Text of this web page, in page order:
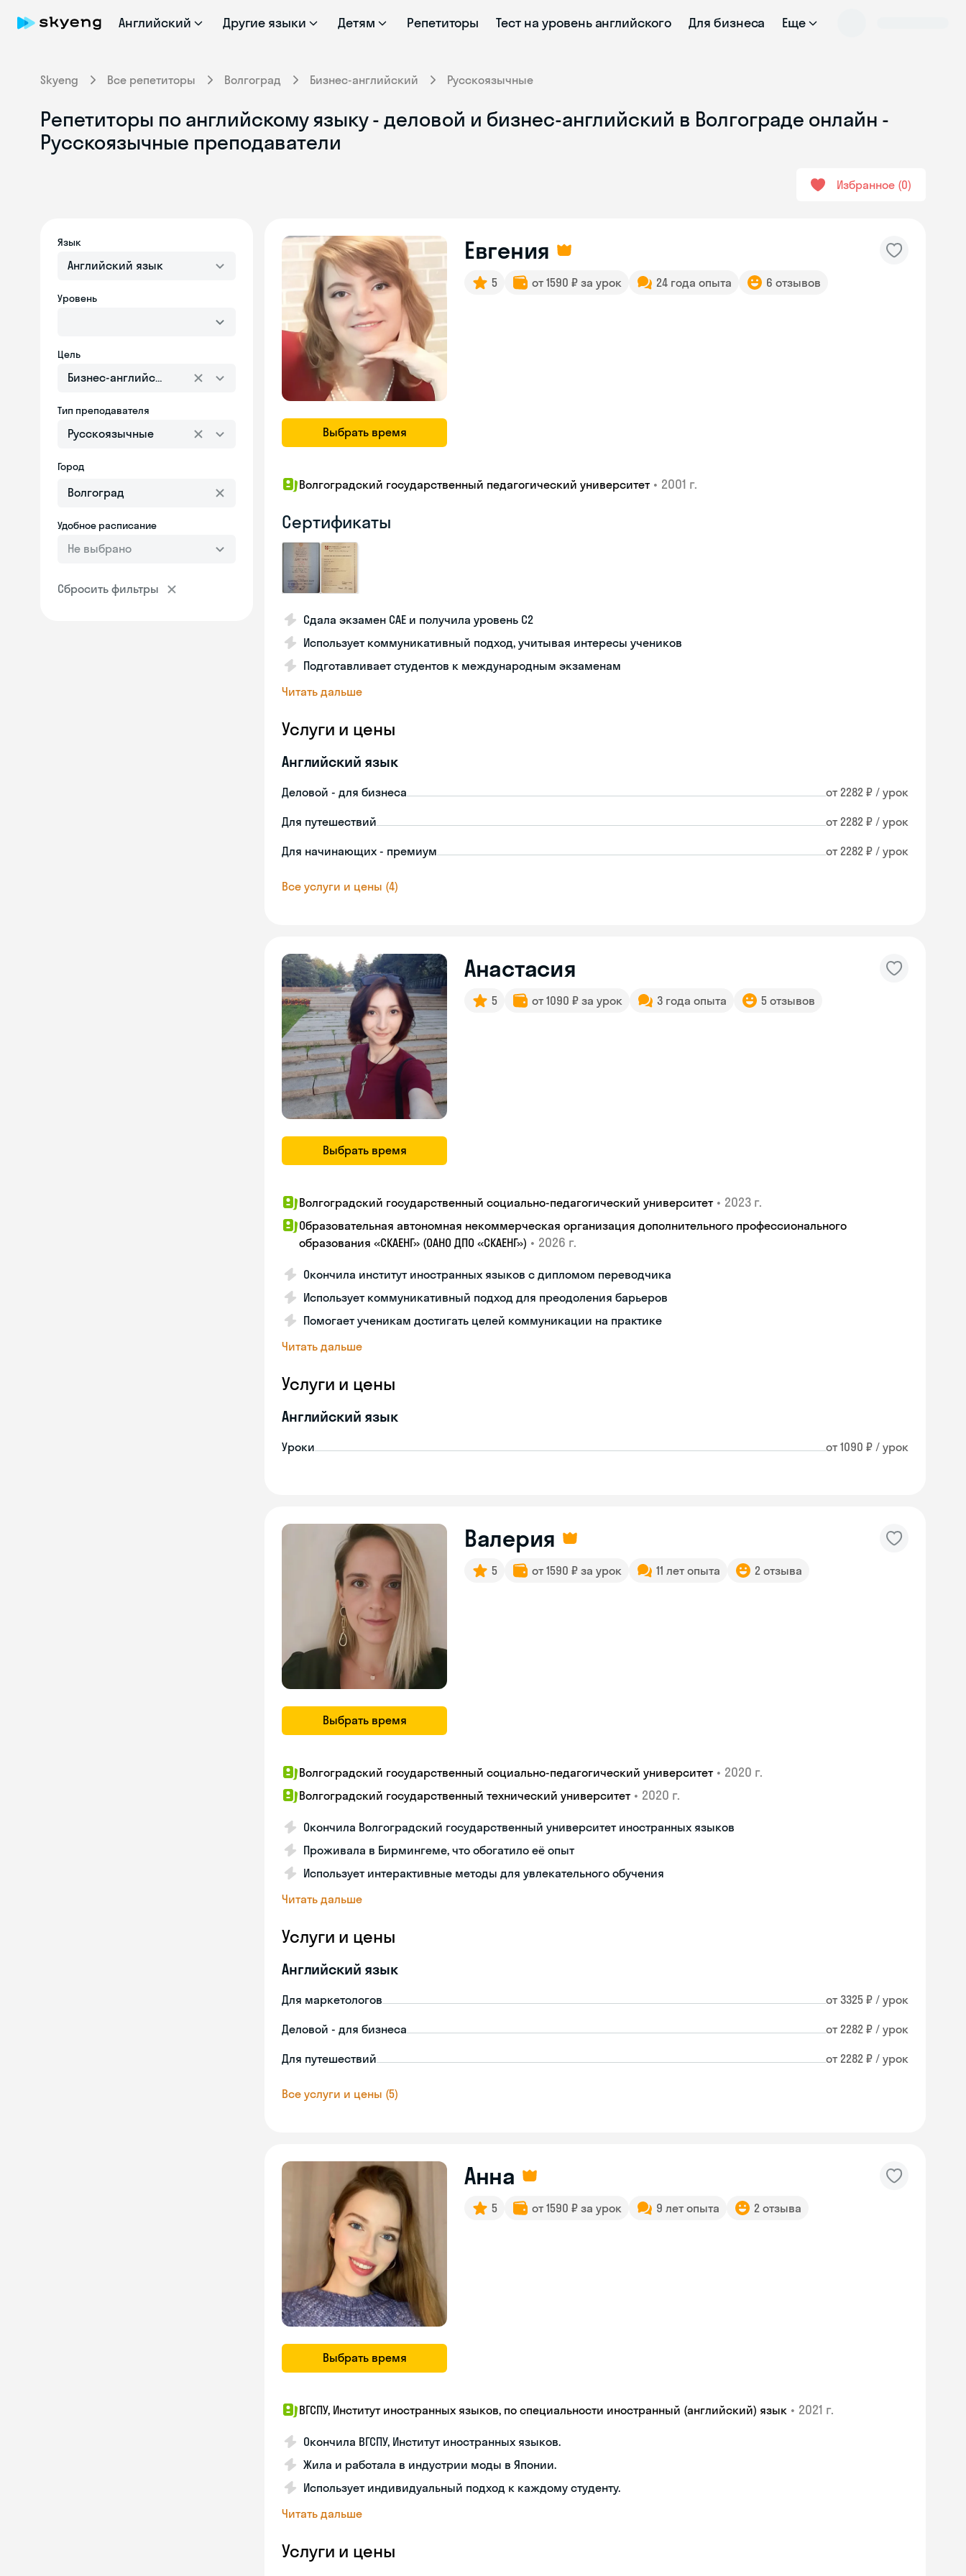
Английский Другие языки Детям Репетиторы Тест на уровень английского Для бизнеса Еще
Skyeng Все репетиторы Волгоград Бизнес-английский Русскоязычные
Репетиторы по английскому языку - деловой и бизнес-английский в Волгограде онлайн -
Русскоязычные преподаватели
Избранное 0
Язык
Английский язык
Уровень
Цель
Бизнес-английский
Тип преподавателя
Русскоязычные
Город
Удобное расписание
Не выбрано
Сбросить фильтры
Выбрать время
Евгения
5 от 1590 ₽ за урок 24 года опыта 6 отзывов
Волгоградский государственный педагогический университет • 2001 г.
Сертификаты
Сдала экзамен CAE и получила уровень С2
Использует коммуникативный подход, учитывая интересы учеников
Подготавливает студентов к международным экзаменам
Читать дальше
Услуги и цены
Английский язык
Деловой - для бизнеса от 2282 ₽ / урок
Для путешествий от 2282 ₽ / урок
Для начинающих - премиум от 2282 ₽ / урок
Все услуги и цены (4)
Выбрать время
Анастасия
5 от 1090 ₽ за урок 3 года опыта 5 отзывов
Волгоградский государственный социально-педагогический университет • 2023 г.
Образовательная автономная некоммерческая организация дополнительного профессионального
образования «СКАЕНГ» (ОАНО ДПО «СКАЕНГ») • 2026 г.
Окончила институт иностранных языков с дипломом переводчика
Использует коммуникативный подход для преодоления барьеров
Помогает ученикам достигать целей коммуникации на практике
Читать дальше
Услуги и цены
Английский язык
Уроки от 1090 ₽ / урок
Выбрать время
Валерия
5 от 1590 ₽ за урок 11 лет опыта 2 отзыва
Волгоградский государственный социально-педагогический университет • 2020 г.
Волгоградский государственный технический университет • 2020 г.
Окончила Волгоградский государственный университет иностранных языков
Проживала в Бирмингеме, что обогатило её опыт
Использует интерактивные методы для увлекательного обучения
Читать дальше
Услуги и цены
Английский язык
Для маркетологов от 3325 ₽ / урок
Деловой - для бизнеса от 2282 ₽ / урок
Для путешествий от 2282 ₽ / урок
Все услуги и цены (5)
Выбрать время
Анна
5 от 1590 ₽ за урок 9 лет опыта 2 отзыва
ВГСПУ, Институт иностранных языков, по специальности иностранный (английский) язык • 2021 г.
Окончила ВГСПУ, Институт иностранных языков.
Жила и работала в индустрии моды в Японии.
Использует индивидуальный подход к каждому студенту.
Читать дальше
Услуги и цены